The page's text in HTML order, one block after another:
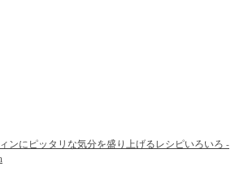
ンにピッタリな気分を盛り上げるレシピいろいろ -